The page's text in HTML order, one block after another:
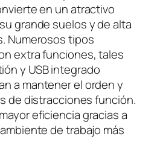
en un atractivo
grande suelos y de alta
Numerosos tipos
extra funciones, tales
y USB integrado
a mantener el orden y
de distracciones función.
eficiencia gracias a
de trabajo más